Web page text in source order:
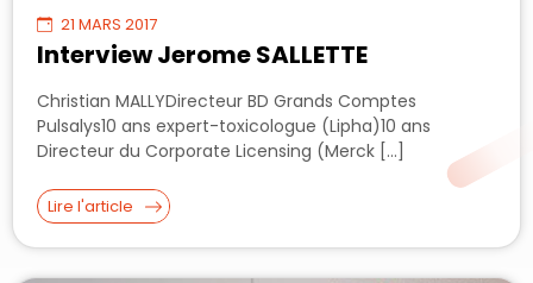
21 MARS 2017
Interview Jerome SALLETTE
Christian MALLYDirecteur BD Grands Comptes
Pulsalys10 ans expert-toxicologue (Lipha)10 ans
Directeur du Corporate Licensing (Merck […]
Lire l'article